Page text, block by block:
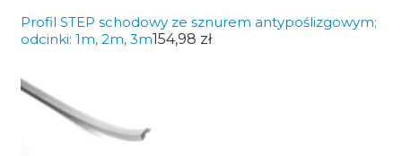
Profil STEP schodowy ze sznurem antypoślizgowym;
odcinki: 1m, 2m, 3m154,98 zł